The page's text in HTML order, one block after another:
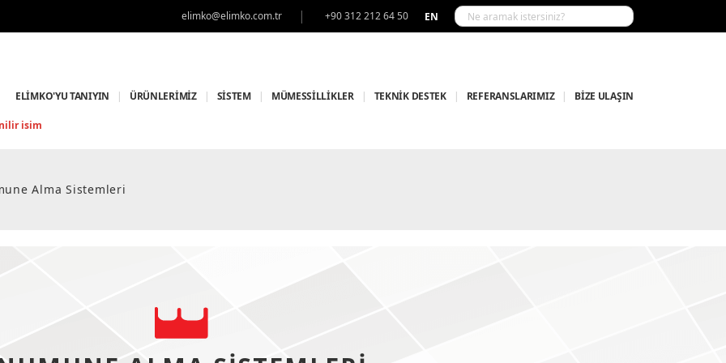
EN
elimko@elimko.com.tr | +90 312 212 64 50
ELİMKO'YU TANIYIN | ÜRÜNLERİMİZ | SİSTEM | MÜMESSİLLİKLER | TEKNİK DESTEK | REFERANSLARIMIZ | BİZE ULAŞIN
isim
Alma Sistemleri